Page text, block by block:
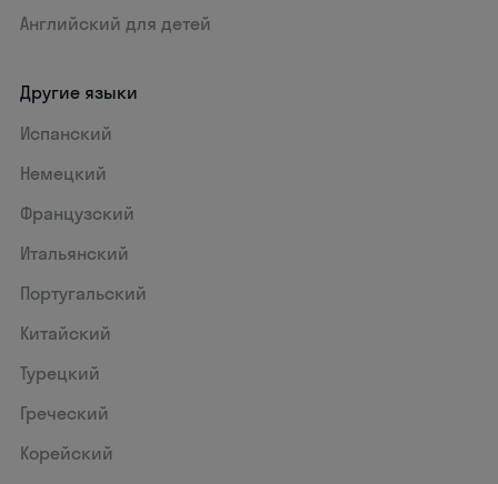
Английский для детей
Другие языки
Испанский
Немецкий
Французский
Итальянский
Португальский
Китайский
Турецкий
Греческий
Корейский